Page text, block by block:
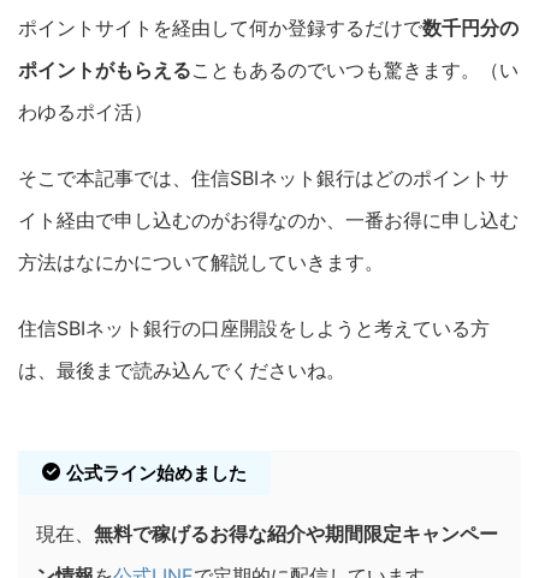
ポイントサイトを経由して何か登録するだけで数千円分の
ポイントがもらえることもあるのでいつも驚きます。（い
わゆるポイ活）
そこで本記事では、住信SBIネット銀行はどのポイントサ
イト経由で申し込むのがお得なのか、一番お得に申し込む
方法はなにかについて解説していきます。
住信SBIネット銀行の口座開設をしようと考えている方
は、最後まで読み込んでくださいね。
公式ライン始めました
現在、 無料で稼げるお得な紹介や期間限定キャンペー